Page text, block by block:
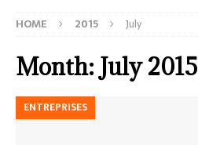
HOME 2015 July
Month: July 2015
ENTREPRISES